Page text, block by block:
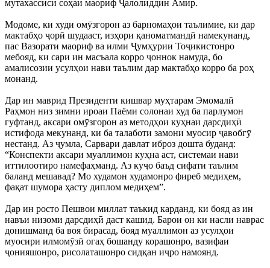
мутахассиси соҳаи маориф Ҷалолиддин Амир.
Модоме, ки худи омӯзгорон аз барномаҳои таълимие, ки дар
мактабҳо ҷорӣ шудааст, изҳори қаноматмандӣ намекунанд,
пас Вазорати маориф ва илми Ҷумҳурии Тоҷикистонро
мебояд, ки сари ин масъала корро ҷоннок намуда, бо
амалисозии усулҳои нави таълим дар мактабҳо корро ба роҳ
монанд.
Дар ин маврид Президенти кишвар муҳтарам Эмомалӣ
Раҳмон низ зимни ироаи Паёми солонаи худ ба парлумон
гуфтанд, аксари омӯзгорон аз методҳои куҳнаи дарсдиҳӣ
истифода мекунанд, ки ба талаботи замони муосир ҷавобгӯ
нестанд. Аз ҷумла, Сарвари давлат иброз дошта буданд:
“Конспекти аксари муаллимон куҳна аст, системаи нави
иттилоотиро намефаҳманд. Аз куҷо баъд сифати таълим
баланд мешавад? Мо худамон худамонро фиреб медиҳем,
фақат шумора ҳасту диплом медиҳем”.
Дар ин росто Пешвои миллат таъкид карданд, ки бояд аз ин
навъи низоми дарсдиҳӣ даст кашид. Барои он ки насли наврас
донишманд ба воя бирасад, бояд муаллимон аз усулҳои
муосири илмомӯзӣ огаҳ бошанду корашонро, вазифаи
ҷонияшонро, рисолаташонро сидқан иҷро намоянд.